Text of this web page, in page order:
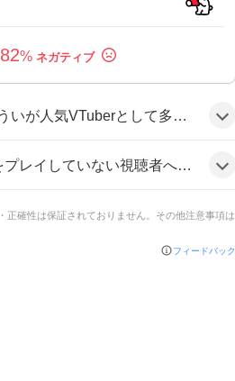
82%
デン2が配信禁止リスクの高いゲームとして話題性を持つため、期待と不安が交錯しているとみられる。
されており、また過去のアーカイブ削除に関する懸念も語られています。
正確性は保証されておりません。その他注意事項は
フィードバック